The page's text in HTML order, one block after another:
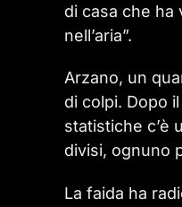
di casa che ha
nell’aria”.
Arzano, un
di colpi. Dopo
statistiche c’è
divisi, ognuno
La faida ha